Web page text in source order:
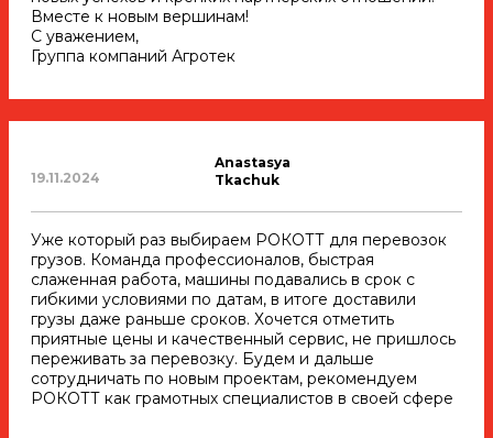
Вместе к новым вершинам!
С уважением,
Группа компаний Агротек
19.11.2024
Anastasya
Tkachuk
Уже который раз выбираем РОКОТТ для перевозок
грузов. Команда профессионалов, быстрая
слаженная работа, машины подавались в срок с
гибкими условиями по датам, в итоге доставили
грузы даже раньше сроков. Хочется отметить
приятные цены и качественный сервис, не пришлось
переживать за перевозку. Будем и дальше
сотрудничать по новым проектам, рекомендуем
РОКОТТ как грамотных специалистов в своей сфере